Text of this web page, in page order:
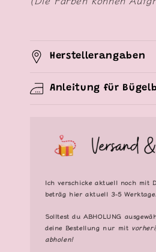
Herstellerangaben
Anleitung für
Ich verschicke aktuell noch mit
beträg hier aktuell 3-5 Werktage.
Solltest duABHOLUNG
deine Bestellung nur mit
abholen!